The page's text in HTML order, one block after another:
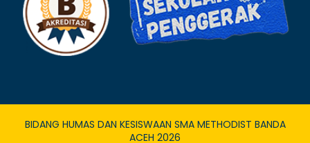
BIDANG HUMAS DAN KESISWAAN SMA METHODIST BANDA
ACEH 2026